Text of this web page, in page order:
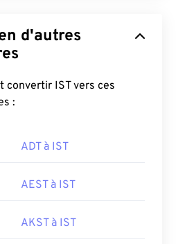
d'autres
convertir IST vers ces
:
ADT à IST
AEST à IST
AKST à IST